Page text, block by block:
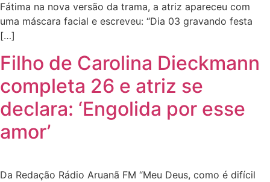
Fátima na nova versão da trama, a atriz apareceu com
uma máscara facial e escreveu: “Dia 03 gravando festa
[…]
Filho de Carolina Dieckmann
completa 26 e atriz se
declara: ‘Engolida por esse
amor’
Da Redação Rádio Aruanã FM “Meu Deus, como é difícil